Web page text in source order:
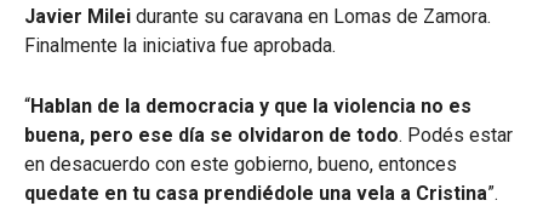
Javier Milei durante su caravana en Lomas de Zamora.
Finalmente la iniciativa fue aprobada.
“Hablan de la democracia y que la violencia no es
buena, pero ese día se olvidaron de todo. Podés estar
en desacuerdo con este gobierno, bueno, entonces
quedate en tu casa prendiédole una vela a Cristina”.